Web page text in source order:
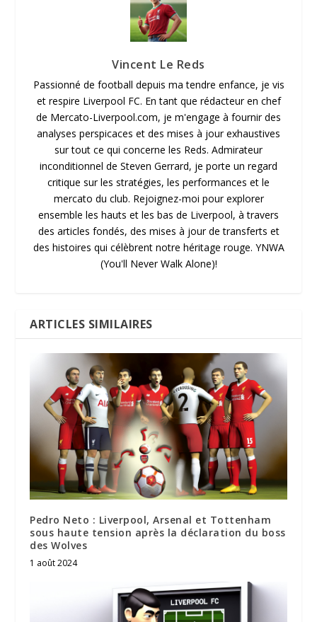
Vincent Le Reds
Passionné de football depuis ma tendre enfance, je vis
et respire Liverpool FC. En tant que rédacteur en chef
de Mercato-Liverpool.com, je m'engage à fournir des
analyses perspicaces et des mises à jour exhaustives
sur tout ce qui concerne les Reds. Admirateur
inconditionnel de Steven Gerrard, je porte un regard
critique sur les stratégies, les performances et le
mercato du club. Rejoignez-moi pour explorer
ensemble les hauts et les bas de Liverpool, à travers
des articles fondés, des mises à jour de transferts et
des histoires qui célèbrent notre héritage rouge. YNWA
(You'll Never Walk Alone)!
ARTICLES SIMILAIRES
Pedro Neto : Liverpool, Arsenal et Tottenham
sous haute tension après la déclaration du boss
des Wolves
1 août 2024